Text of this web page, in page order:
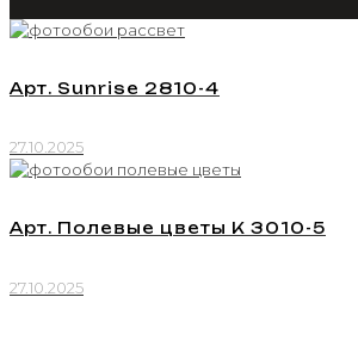
Арт. Sunrise 2810-4
27.10.2025
Арт. Полевые цветы К 3010-5
27.10.2025